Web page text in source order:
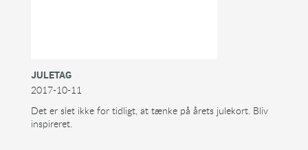
JULETAG
2017-10-11
Det er slet ikke for tidligt, at tænke på årets julekort. Bliv
inspireret.